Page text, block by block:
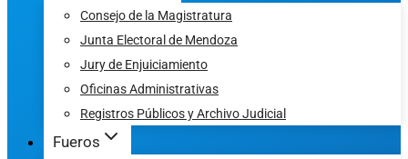
Consejo de la Magistratura
Junta Electoral de Mendoza
Jury de Enjuiciamiento
Oficinas Administrativas
Registros Públicos y Archivo Judicial
Fueros